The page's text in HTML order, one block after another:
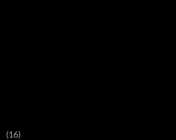
(16)